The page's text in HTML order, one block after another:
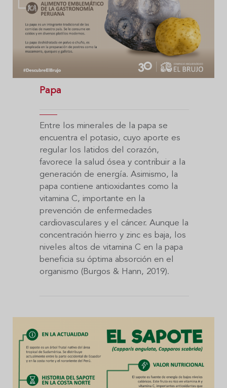
Papa
Entre los minerales de la papa se
encuentra el potasio, cuyo aporte es
regular los latidos del corazón,
favorece la salud ósea y contribuir a la
generación de energía. Asimismo, la
papa contiene antioxidantes como la
vitamina C, importante en la
prevención de enfermedades
cardiovasculares y el cáncer. Aunque la
concentración hierro y zinc es baja, los
niveles altos de vitamina C en la papa
beneficia su óptima absorción en el
organismo (Burgos & Hann, 2019).